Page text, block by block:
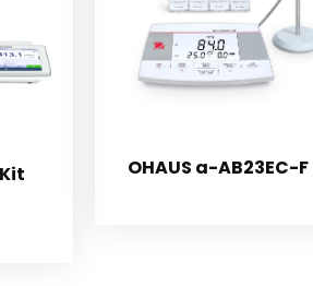
OHAUS a-AB23EC-F